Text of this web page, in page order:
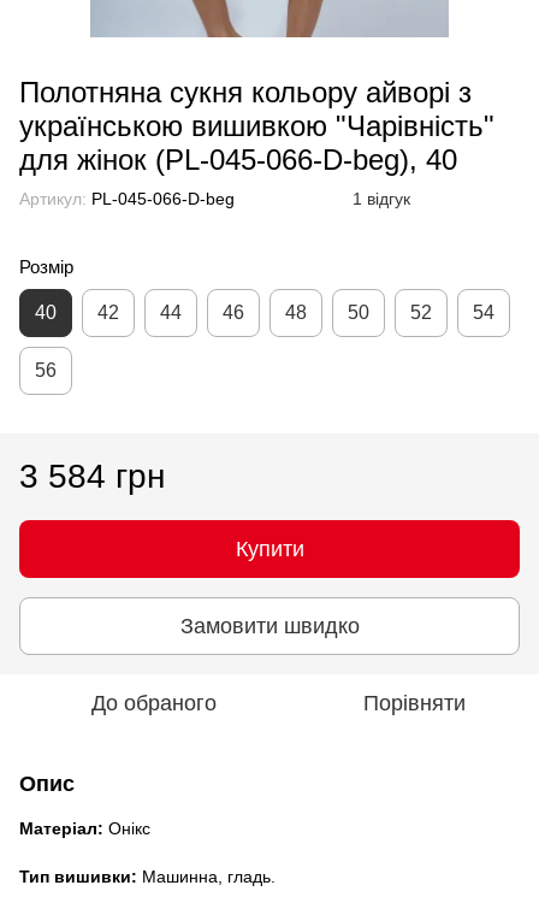
Полотняна сукня кольору айворі з
українською вишивкою "Чарівність"
для жінок (PL-045-066-D-beg), 40
Артикул: PL-045-066-D-beg 1 відгук
Розмір
40 42 44 46 48 50 52 54
56
3 584 грн
Купити
Замовити швидко
До обраного Порівняти
Опис
Матеріал: Онікс
Тип вишивки: Машинна, гладь.